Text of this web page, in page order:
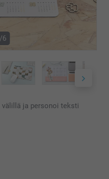
6
ja personoi teksti